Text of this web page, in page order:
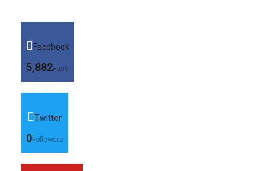
Facebook
5,882Fans
Twitter
0Followers